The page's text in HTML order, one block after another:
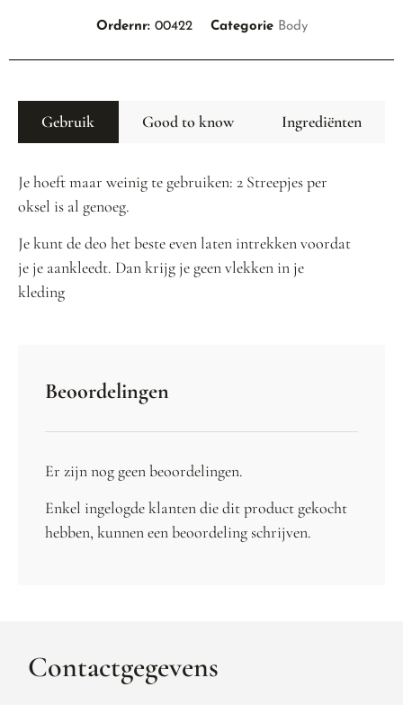
Ordernr: 00422 Categorie Body
Gebruik Good to know Ingrediënten
Je hoeft maar weinig te gebruiken: 2 Streepjes per
oksel is al genoeg.
Je kunt de deo het beste even laten intrekken voordat
je je aankleedt. Dan krijg je geen vlekken in je
kleding
Beoordelingen
Er zijn nog geen beoordelingen.
Enkel ingelogde klanten die dit product gekocht
hebben, kunnen een beoordeling schrijven.
Contactgegevens